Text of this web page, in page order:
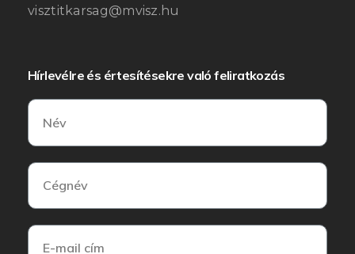
visztitkarsag@mvisz.hu
Hírlevélre és értesítésekre való feliratkozás